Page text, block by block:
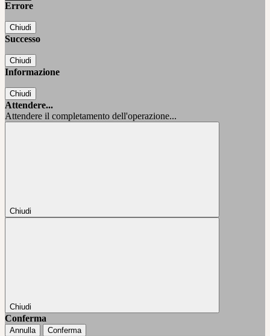
Errore
Chiudi
Successo
Chiudi
Informazione
Chiudi
Attendere...
Attendere il completamento dell'operazione...
Chiudi
Chiudi
Conferma
Annulla Conferma